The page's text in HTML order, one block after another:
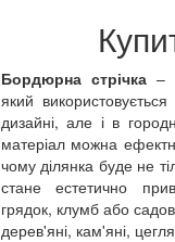
Бордюрна стрічка –
який
дизайні, але і в
матеріал можна
чому ділянка буде не
стане естетично
грядок, клумб або
дерев'яні, кам'яні,